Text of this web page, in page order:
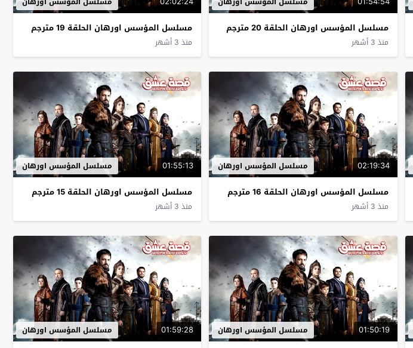
مسلسل المؤسس اورهان الحلقة 20 مترجم
منذ 3 أشهر
مسلسل المؤسس اورهان الحلقة 19 مترجم
منذ 3 أشهر
02:19:34 مسلسل المؤسس اورهان
مسلسل المؤسس اورهان الحلقة 16 مترجم
منذ 3 أشهر
01:55:13 مسلسل المؤسس اورهان
مسلسل المؤسس اورهان الحلقة 15 مترجم
منذ 3 أشهر
01:50:19 مسلسل المؤسس اورهان 01:59:28 مسلسل المؤسس اورهان